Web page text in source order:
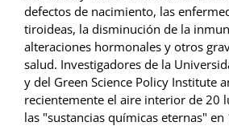
defectos de nacimiento, las
tiroideas, la disminución de la
alteraciones hormonales y otros
salud. Investigadores de la
y del Green Science Policy Institute
recientemente el aire interior de 20
las "sustancias químicas eternas" en